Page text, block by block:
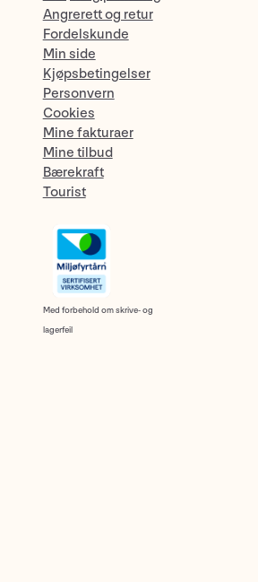
Angrerett og retur
Fordelskunde
Min side
Kjøpsbetingelser
Personvern
Cookies
Mine fakturaer
Mine tilbud
Bærekraft
Tourist
Med forbehold om skrive- og
lagerfeil